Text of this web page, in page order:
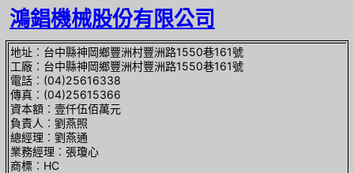
鴻錩機械股份有限公司
地址︰台中縣神岡鄉豐洲村豐洲路1550巷161號
工廠︰台中縣神岡鄉豐洲村豐洲路1550巷161號
電話︰(04)25616338
傳真︰(04)25615366
資本額︰壹仟伍佰萬元
負責人︰劉燕照
總經理︰劉燕通
業務經理︰張瓊心
商標︰HC